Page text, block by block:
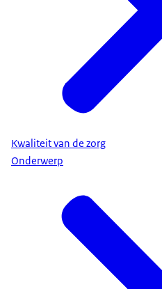
Kwaliteit van de zorg
Onderwerp